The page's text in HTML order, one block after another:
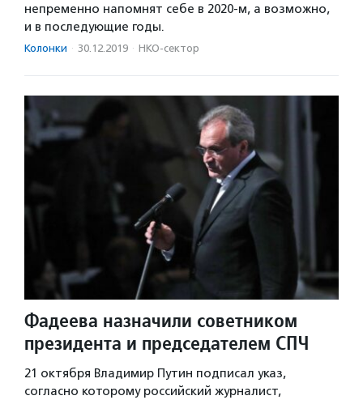
непременно напомнят себе в 2020-м, а возможно,
и в последующие годы.
Колонки · 30.12.2019 · НКО-сектор
Фадеева назначили советником
президента и председателем СПЧ
21 октября Владимир Путин подписал указ,
согласно которому российский журналист,